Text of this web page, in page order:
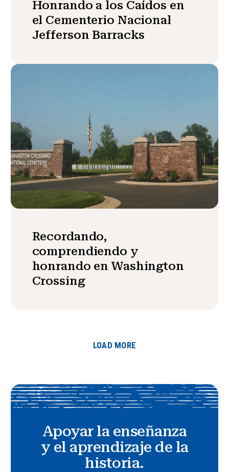
Honrando a los Caídos en
el Cementerio Nacional
Jefferson Barracks
Recordando,
comprendiendo y
honrando en Washington
Crossing
LOAD MORE
Apoyar la enseñanza
y el aprendizaje de la
historia.